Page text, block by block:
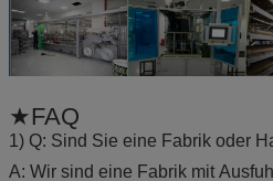
★FAQ
1) Q: Sind Sie eine Fabrik oder
A: Wir sind eine Fabrik mit